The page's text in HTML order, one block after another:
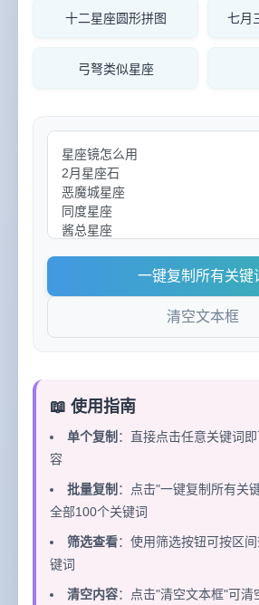
十二星座圆形拼图 七月
弓弩类似星座
一键复制所有关键
清空文本框
📖 使用指南
单个复制 ：直接点击任意关键词
容
批量复制 ：点击"一键复制所有关
全部100个关键词
筛选查看：使用筛选按钮可按区
键词
清空内容：点击"清空文本框"可清